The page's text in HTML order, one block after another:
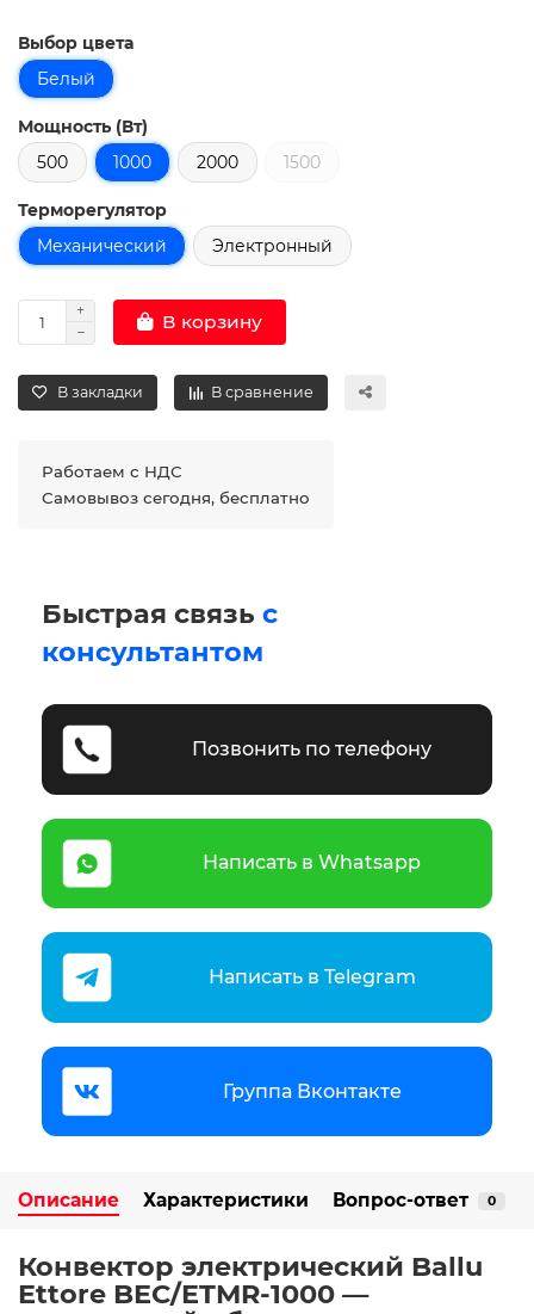
Выбор цвета
Белый
Мощность (Вт)
500
1000 2000 1500
Терморегулятор
Механический
Электронный
В корзину
В закладки В сравнение
Работаем с НДС
Самовывоз сегодня, бесплатно
Быстрая связь с
консультантом
Позвонить по телефону
Написать в Whatsapp
Написать в Telegram
Группа Вконтакте
Описание Характеристики Вопрос-ответ 0
Конвектор электрический Ballu
Ettore BEC/ETMR-1000 —